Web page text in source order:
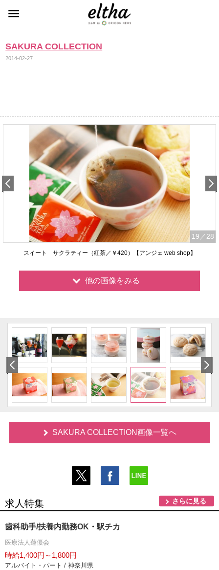
SAKURA COLLECTION
2014-02-27
19 ／28
スイート サクラティー（紅茶／￥420）【アンジェ web shop】
他の画像をみる
SAKURA COLLECTION画像一覧へ
求人特集 さらに見る
歯科助手/扶養内勤務OK・駅チカ
医療法人蓮優会
時給1,400円～1,800円
アルバイト・パート / 神奈川県